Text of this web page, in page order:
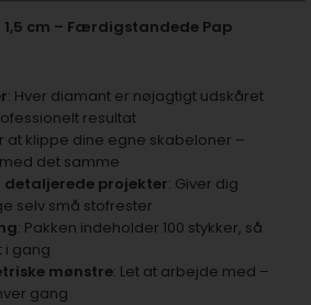
cm – Færdigstandede Pap
: Hver diamant er nøjagtigt udskåret
resultat
at klippe dine egne skabeloner –
det samme
detaljerede projekter: Giver dig
selv små stofrester
: Pakken indeholder 100 stykker, så
i gang
mønstre: Let at arbejde med –
gang